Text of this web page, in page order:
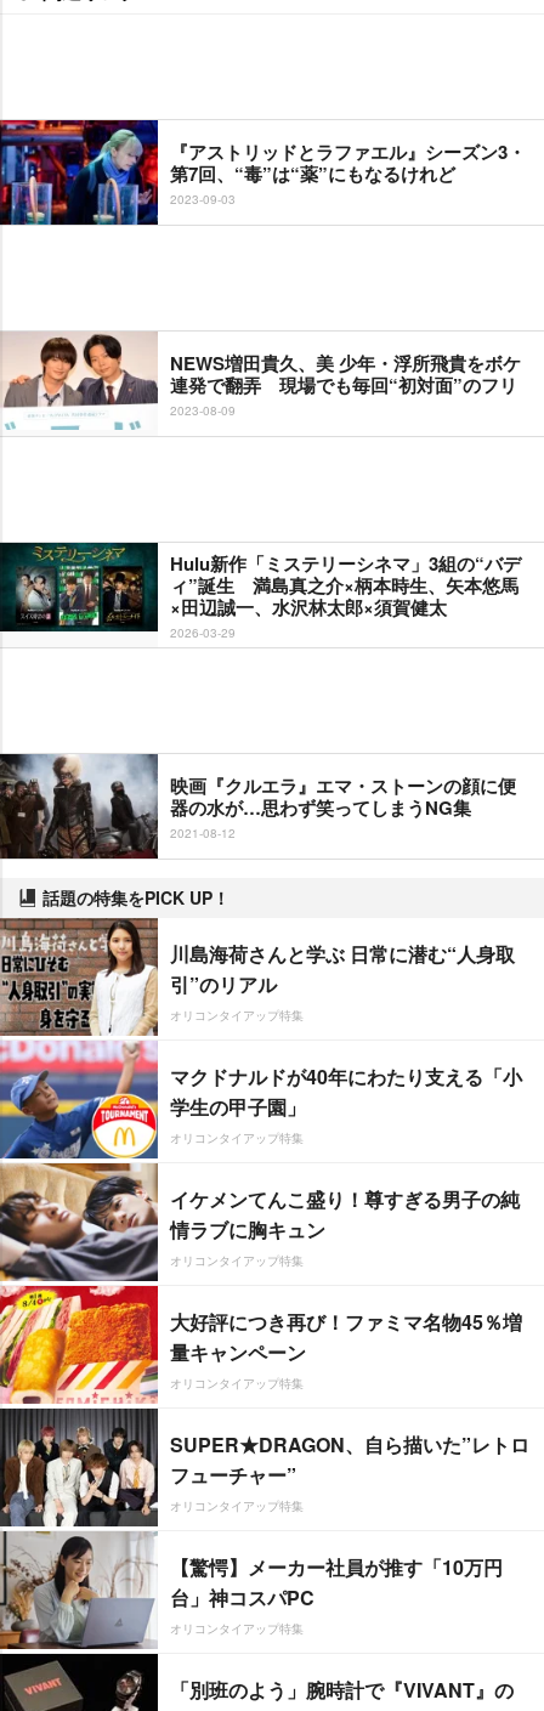
『アストリッドとラファエル』シーズン3・
第7回、“毒”は“薬”にもなるけれど
2023-09-03
NEWS増田貴久、美 少年・浮所飛貴をボケ
連発で翻弄 現場でも毎回“初対面”のフリ
2023-08-09
Hulu新作「ミステリーシネマ」3組の“バデ
ィ”誕生 満島真之介×柄本時生、矢本悠馬
×田辺誠一、水沢林太郎×須賀健太
2026-03-29
映画『クルエラ』エマ・ストーンの顔に便
器の水が…思わず笑ってしまうNG集
2021-08-12
話題の特集をPICK UP！
川島海荷さんと学ぶ 日常に潜む“人身取
引”のリアル
オリコンタイアップ特集
マクドナルドが40年にわたり支える「小
学生の甲子園」
オリコンタイアップ特集
イケメンてんこ盛り！尊すぎる男子の純
情ラブに胸キュン
オリコンタイアップ特集
大好評につき再び！ファミマ名物45％増
量キャンペーン
オリコンタイアップ特集
SUPER★DRAGON、自ら描いた”レトロ
フューチャー”
オリコンタイアップ特集
【驚愕】メーカー社員が推す「10万円
台」神コスパPC
オリコンタイアップ特集
「別班のよう」腕時計で『VIVANT』の